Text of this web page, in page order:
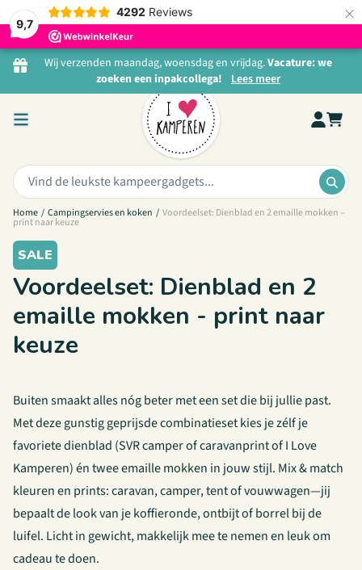
9,7
4292 Reviews ×
Ga naar de inhoud
Wij verzenden maandag, woensdag en vrijdag.Vacature: we
zoeken een inpakcollega! Lees meer
Zoeken:
Home / Campingservies en koken / Voordeelset: Dienblad en 2 emaille mokken –
print naar keuze
SALE
Voordeelset: Dienblad en 2
emaille mokken - print naar
keuze
Buiten smaakt alles nóg beter met een set die bij jullie past.
Met deze gunstig geprijsde combinatieset kies je zélf je
favoriete dienblad (SVRcamperofcaravanprintofI Love
Kamperen) én twee emaille mokken in jouw stijl. Mix & match
kleuren en prints: caravan, camper, tent of vouwwagen—jij
bepaalt de look van je koffieronde, ontbijt of borrel bij de
luifel. Licht in gewicht, makkelijk mee te nemen en leuk om
cadeau te doen.